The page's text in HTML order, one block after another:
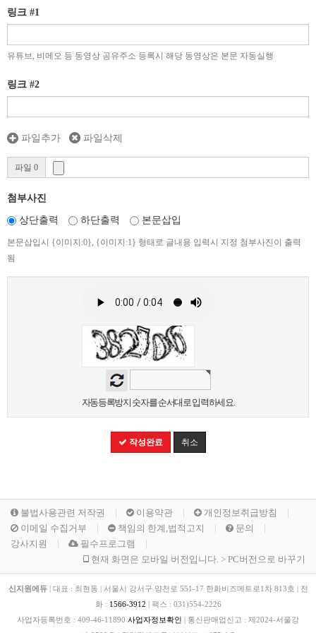
링크 #1
유튜브, 비메오 등 동영상 공유주소 등록시 해당 동영상은 본문 자동실행
링크 #2
파일추가 파일삭제
파일 0
첨부사진
상단출력 하단출력 본문삽입
본문삽입시 {이미지:0}, {이미지:1} 형태로 글내용 입력시 지정 첨부사진이 출력
됨
자동등록방지 숫자를 순서대로 입력하세요.
작성완료 취소
불법사용관련 저작권 이용약관
개인정보취급방침
이메일 수집거부
책임의 한계,법적고지
문의
강사지원
필수프로그램
현재 화면은 모바일 버전입니다. > PC버전으로 바꾸기
신지원에듀 |대표 : 최현동 |서울시 강서구 양천로 551-17 한화비즈메트로1차 813호 |전
화 : 1566-3912 |팩스 : 031)554-2226
사업자등록번호 : 409-46-11890 사업자정보확인 | 통신판매업신고 : 제2024-서울강